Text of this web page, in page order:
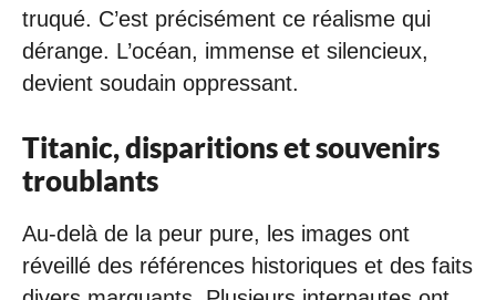
truqué. C’est précisément ce réalisme qui
dérange. L’océan, immense et silencieux,
devient soudain oppressant.
Titanic, disparitions et souvenirs
troublants
Au-delà de la peur pure, les images ont
réveillé des références historiques et des faits